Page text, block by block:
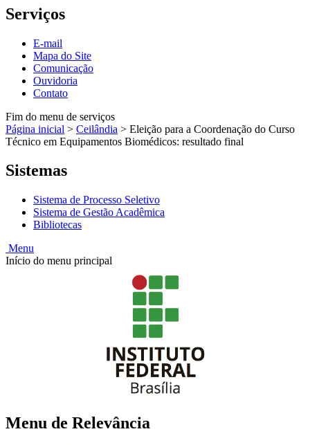
Serviços
E-mail
Mapa do Site
Comunicação
Ouvidoria
Contato
Fim do menu de serviços
Página inicial > Ceilândia > Eleição para a Coordenação do Curso
Técnico em Equipamentos Biomédicos: resultado final
Sistemas
Sistema de Processo Seletivo
Sistema de Gestão Acadêmica
Bibliotecas
Menu
Início do menu principal
Menu de Relevância